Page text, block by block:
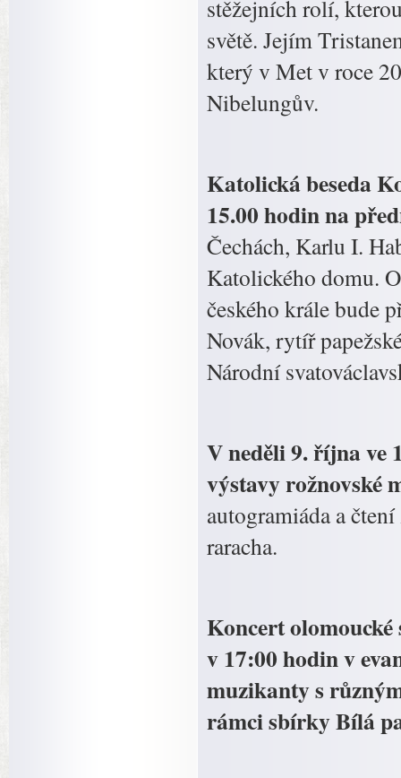
stěžejních rolí,
světě. Jejím
který v Met v roce
Nibelungův.
Katolická beseda
15.00 hodin na
Čechách, Karlu I.
Katolického domu.
českého krále bude
Novák, rytíř
Národní
V neděli 9. října ve
výstavy rožnovské
autogramiáda a
raracha.
Koncert
v 17:00 hodin v
muzikanty s
rámci sbírky Bílá